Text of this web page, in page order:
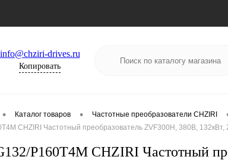
info@chziri-drives.ru
Копировать
• Каталог товаров • Частотные преобразователи CHZIRI
CHZIRI Частотный преобразователь ZVF300H, 380В, 132кВт,
P160T4M CHZIRI Частотный